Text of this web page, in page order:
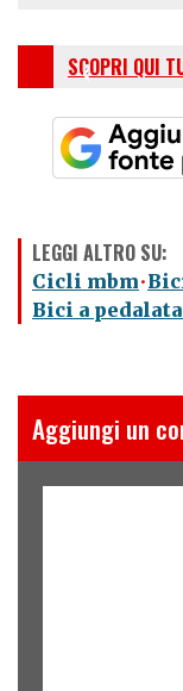
SCOPRI QUI
LEGGI ALTRO SU:
Cicli mbm
Bici a
Aggiungi un